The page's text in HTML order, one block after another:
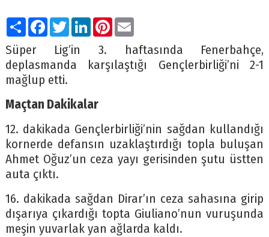
PaylaşFacebook
TwitterLinkedIn
Pinterest
Email
Süper Lig’in 3. haftasında Fenerbahçe,
deplasmanda karşılaştığı Gençlerbirliği’ni 2-1
mağlup etti.
Maçtan Dakikalar
12. dakikada Gençlerbirliği’nin sağdan kullandığı
kornerde defansın uzaklaştırdığı topla buluşan
Ahmet Oğuz’un ceza yayı gerisinden şutu üstten
auta çıktı.
16. dakikada sağdan Dirar’ın ceza sahasına girip
dışarıya çıkardığı topta Giuliano’nun vuruşunda
meşin yuvarlak yan ağlarda kaldı.